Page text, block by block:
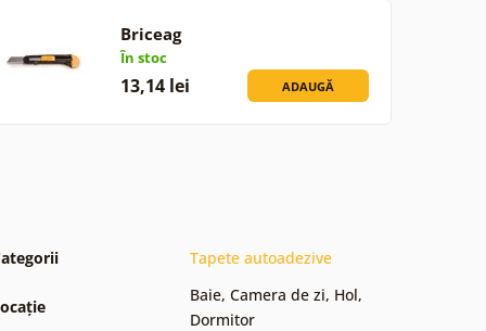
Briceag
În stoc
13,14 lei ADAUGĂ
Tapete autoadezive
Baie, Camera de zi, Hol,
Dormitor